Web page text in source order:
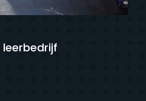
leerbedrijf